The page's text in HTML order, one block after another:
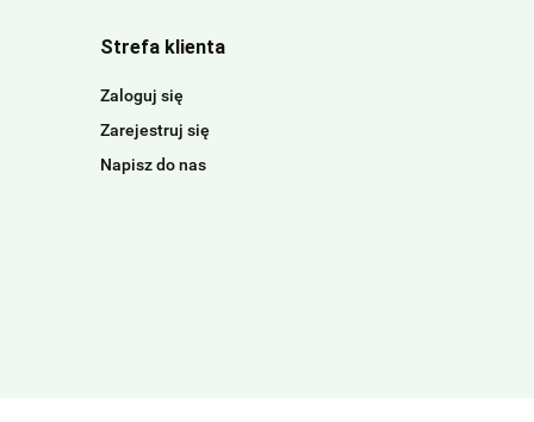
Strefa klienta
Zaloguj się
Zarejestruj się
Napisz do nas